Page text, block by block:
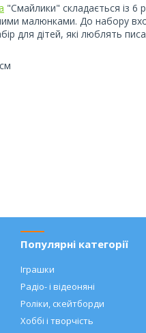
"Смайлики" складається із 6
малюнками. До набору
для дітей, які люблять
Популярні категорії
Іграшки
Радіо- і відеоняні
Роліки, скейтборди
Хоббі і творчість